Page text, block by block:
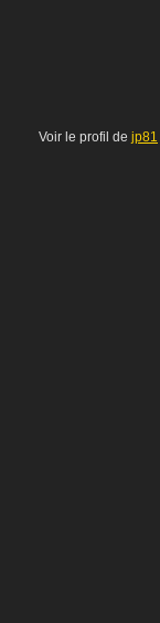
Voir le profil de jp81